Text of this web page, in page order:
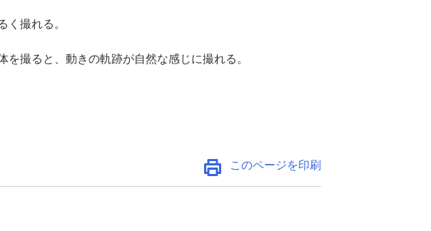
く撮れる。
撮ると、動きの軌跡が自然な感じに撮れる。
このページを印刷